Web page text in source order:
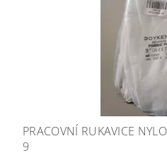
PRACOVNÍ RUKAVICE
9